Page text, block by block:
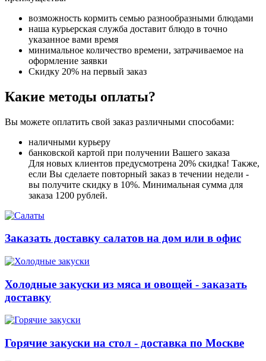
возможность кормить семью разнообразными блюдами
наша курьерская служба доставит блюдо в точно
указанное вами время
минимальное количество времени, затрачиваемое на
оформление заявки
Скидку 20% на первый заказ
Какие методы оплаты?
Вы можете оплатить свой заказ различными способами:
наличными курьеру
банковской картой при получении Вашего заказа
Для новых клиентов предусмотрена 20% скидка! Также,
если Вы сделаете повторный заказ в течении недели -
вы получите скидку в 10%. Минимальная сумма для
заказа 1200 рублей.
Заказать доставку салатов на дом или в офис
Холодные закуски из мяса и овощей - заказать
доставку
Горячие закуски на стол - доставка по Москве